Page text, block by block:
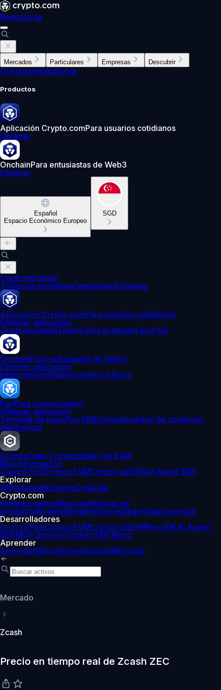
Registrarse
Mercados Particulares Empresas Descubrir
ConectarRegistrarse
Productos
Aplicación Crypto.comPara usuarios cotidianos
Obtener
OnchainPara entusiastas de Web3
Obtener
Español
Espacio Económico Europeo
SGD
Criptomonedas
Todas las monedasCestasGanarStaking
Aplicación Crypto.comPara usuarios cotidianos
Obtener aplicación
CriptomonedasTarjeta Visa prepagoLevel Up
OnchainPara entusiastas de Web3
Obtener aplicación
IntercambiosStakeExaminar DApps
PayPara comerciantes
Obtener aplicación
Terminal de pagoPay SDKComplementos de comercio
electrónico
CronosCapa 1 compatible con EVM
Más información
Cronos PoSCronos EVMCronos zkEVMAI Agent SDK
Explorar
AfiliadoInstitucionesCustodia
Crypto.com
Quiénes somosNoticiasNoticias de
productosEventosEmpleoSociosSeguridadLicencias
Desarrolladores
Cronos PoSCronos EVMCronos zkEVMPay SDKAI Agent
SDKMCP ServersTrading Skill Repo
Aprender
AprenderBitcoinInvestigaciónMercado
Mercado
Zcash
Precio en tiempo real de Zcash ZEC